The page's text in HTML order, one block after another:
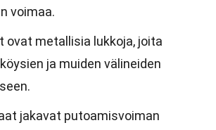
voimaa.
ovat metallisia lukkoja, joita
ja muiden välineiden
jakavat putoamisvoiman